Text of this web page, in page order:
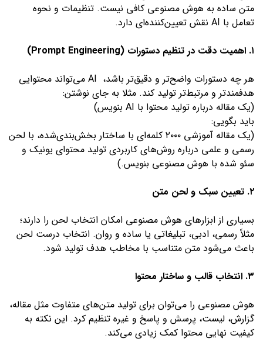
متن ساده به هوش مصنوعی کافی نیست. تنظیمات و نحوه
تعامل با AI نقش تعیین‌کننده‌ای دارد.
۱. اهمیت دقت در تنظیم دستورات (Prompt Engineering)
هر چه دستورات واضح‌تر و دقیق‌تر باشد، AI می‌تواند محتوایی
هدفمندتر و مرتبط‌تر تولید کند. مثلا به جای نوشتن:
(یک مقاله درباره تولید محتوا با AI بنویس)
باید بگویی:
(یک مقاله آموزشی ۲۰۰۰ کلمه‌ای با ساختار بخش‌بندی‌شده، با لحن
رسمی و علمی درباره روش‌های کاربردی تولید محتوای یونیک و
سئو شده با هوش مصنوعی بنویس.)
۲. تعیین سبک و لحن متن
بسیاری از ابزارهای هوش مصنوعی امکان انتخاب لحن را دارند؛
مثلاً رسمی، ادبی، تبلیغاتی یا ساده و روان. انتخاب درست لحن
باعث می‌شود متن متناسب با مخاطب هدف تولید شود.
۳. انتخاب قالب و ساختار محتوا
هوش مصنوعی را می‌توان برای تولید متن‌های متفاوت مثل مقاله،
گزارش، لیست، پرسش و پاسخ و غیره تنظیم کرد. این نکته به
کیفیت نهایی محتوا کمک زیادی می‌کند.